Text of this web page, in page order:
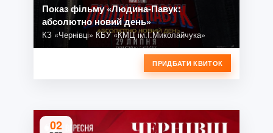
Показ фільму «Людина-Павук:
абсолютно новий день»
КЗ «Чернівці» КБУ «КМЦ ім.І.Миколайчука»
ПРИДБАТИ КВИТОК
02